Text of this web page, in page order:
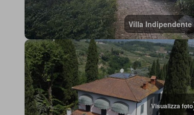
Villa Indipendente
Visualizza foto